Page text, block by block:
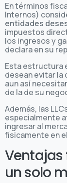
En términos
Internos)
entidades
impuestos
los ingresos y
declara en su
Esta estructura
desean evitar la
aun así
de la de su
Además, las
especialmente
ingresar al
físicamente en
Ventajas
un solo